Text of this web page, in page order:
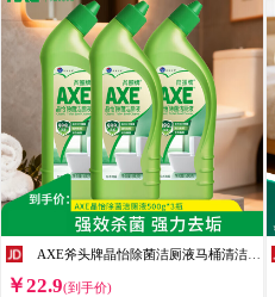
￥22.9(到手价)